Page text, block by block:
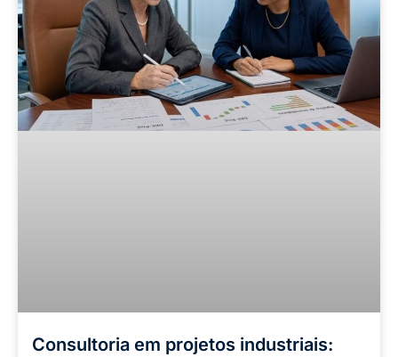
Consultoria em projetos industriais: